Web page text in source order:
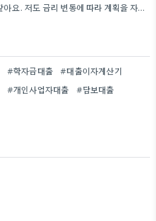
3~5년은 충분히 맞는 생각 같아요. 저도 금리 변동에 따라 계획을 자주 수정하다 보니, 장기적인 관점에서…
#학자금대출
#대출이자계산기
#개인사업자대출
#담보대출